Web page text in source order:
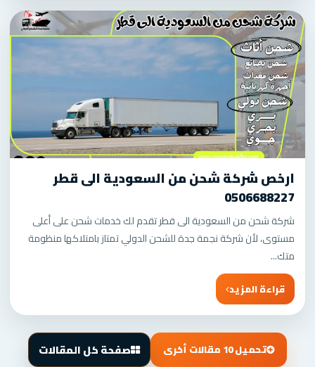
ارخص شركة شحن من السعودية الى قطر
0506688227
شركة شحن من السعودية الى قطر تقدم لك خدمات شحن على أعلى
مستوى، لأن شركة نجمة جدة للشحن الدولي تمتاز بامتلاكها منظومة
متك...
قراءة المزيد
تحميل 10 مقالات أخرى صفحة كل المقالات